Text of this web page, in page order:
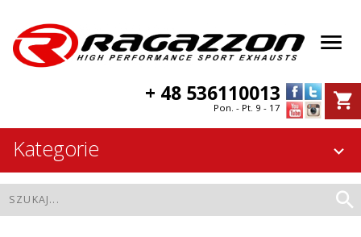
+ 48 536110013
Pon. - Pt. 9 - 17
Kategorie